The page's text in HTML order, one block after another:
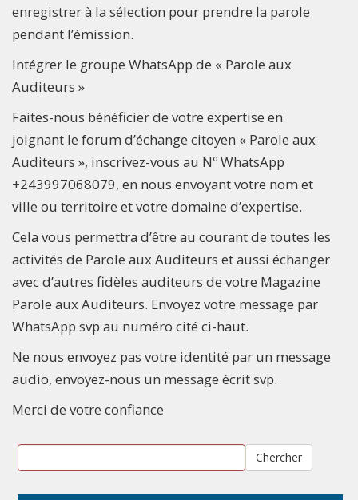
enregistrer à la sélection pour prendre la parole
pendant l’émission.
Intégrer le groupe WhatsApp de « Parole aux
Auditeurs »
Faites-nous bénéficier de votre expertise en
joignant le forum d’échange citoyen « Parole aux
Auditeurs », inscrivez-vous au Nº WhatsApp
+243997068079, en nous envoyant votre nom et
ville ou territoire et votre domaine d’expertise.
Cela vous permettra d’être au courant de toutes les
activités de Parole aux Auditeurs et aussi échanger
avec d’autres fidèles auditeurs de votre Magazine
Parole aux Auditeurs. Envoyez votre message par
WhatsApp svp au numéro cité ci-haut.
Ne nous envoyez pas votre identité par un message
audio, envoyez-nous un message écrit svp.
Merci de votre confiance
Chercher